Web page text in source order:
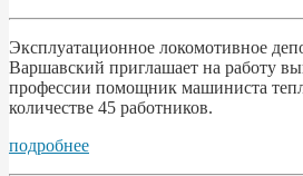
Эксплуатационное локомотивное
Варшавский приглашает на работу
профессии помощник машиниста
количестве 45 работников.
подробнее